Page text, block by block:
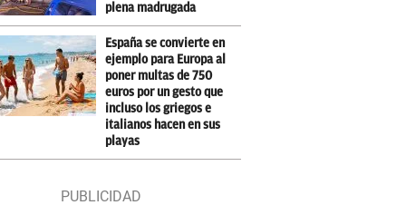
plena madrugada
España se convierte en
ejemplo para Europa al
poner multas de 750
euros por un gesto que
incluso los griegos e
italianos hacen en sus
playas